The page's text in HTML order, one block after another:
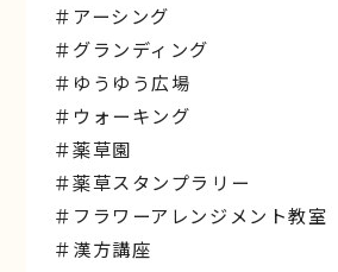
＃アーシング
＃グランディング
＃ゆうゆう広場
＃ウォーキング
＃薬草園
＃薬草スタンプラリー
＃フラワーアレンジメント教室
＃漢方講座